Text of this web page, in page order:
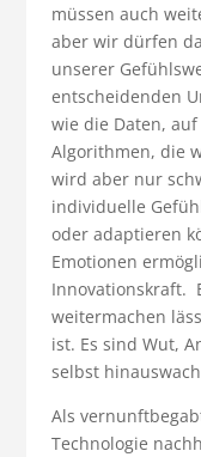
müssen auch
aber wir dürfen
unserer
entscheidenden
wie die Daten,
Algorithmen, die
wird aber nur
individuelle
oder adaptieren
Emotionen
Innovationskraft.
weitermachen
ist. Es sind Wut,
selbst
Als
Technologie